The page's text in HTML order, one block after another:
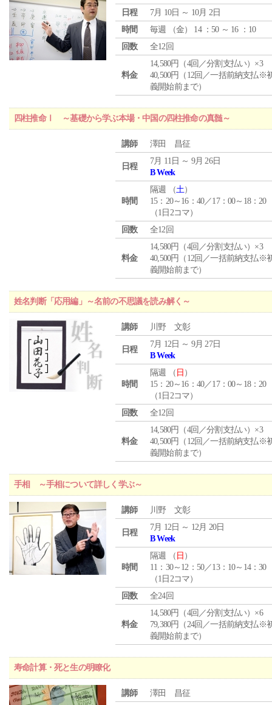
日程
7月 10日 ～ 10月 2日
時間
毎週 （金） 14 ：50 ～ 16 ：10
回数
全12回
料金
14,580円（4回／分割支払い）×3
40,500円（12回／一括前納支払※
義開始前まで）
四柱推命Ⅰ ～基礎から学ぶ本場・中国の四柱推命の真髄～
講師 澤田 昌征
日程
7月 11日 ～ 9月 26日
B Week
時間
隔週 （土）
15：20～16：40／17：00～18：20
（1日2コマ）
回数
全12回
料金
14,580円（4回／分割支払い）×3
40,500円（12回／一括前納支払※
義開始前まで）
姓名判断「応用編」～名前の不思議を読み解く～
講師 川野 文彰
日程
7月 12日 ～ 9月 27日
B Week
時間
隔週 （ 日 ）
15：20～16：40／17：00～18：20
（1日2コマ）
回数
全12回
料金
14,580円（4回／分割支払い）×3
40,500円（12回／一括前納支払※
義開始前まで）
手相 ～手相について詳しく学ぶ～
講師 川野 文彰
日程
7月 12日 ～ 12月 20日
B Week
時間
隔週 （ 日 ）
11：30～12：50／13：10～14：30
（1日2コマ）
回数
全24回
料金
14,580円（4回／分割支払い）×6
79,380円（24回／一括前納支払※
義開始前まで）
寿命計算・死と生の明瞭化
講師 澤田 昌征